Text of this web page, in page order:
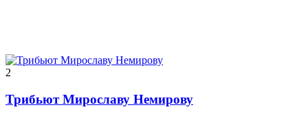
2
Трибьют Мирославу Немирову